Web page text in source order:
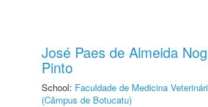
José Paes de Almeida
Pinto
School: Faculdade de Medicina
(Câmpus de Botucatu)